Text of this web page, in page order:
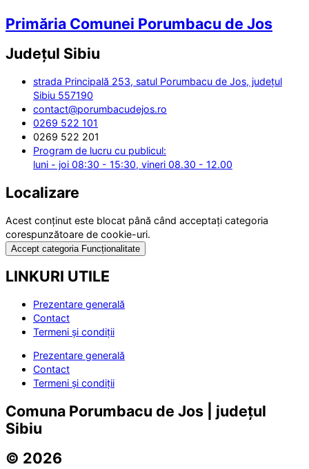
Primăria Comunei Porumbacu de Jos
Județul Sibiu
strada Principală 253, satul Porumbacu de Jos, județul
Sibiu 557190
contact@porumbacudejos.ro
0269 522 101
0269 522 201
Program de lucru cu publicul:
luni - joi 08:30 - 15:30, vineri 08.30 - 12.00
Localizare
Acest conținut este blocat până când acceptați categoria
corespunzătoare de cookie-uri.
Accept categoria Funcționalitate
LINKURI UTILE
Prezentare generală
Contact
Termeni și condiții
Prezentare generală
Contact
Termeni și condiții
Comuna Porumbacu de Jos | județul
Sibiu
© 2026